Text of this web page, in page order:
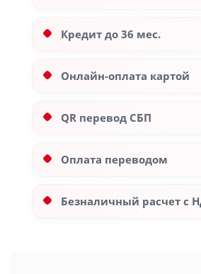
Кредит до 36 мес.
Онлайн-оплата картой
QR перевод СБП
Оплата переводом
Безналичный расчет с